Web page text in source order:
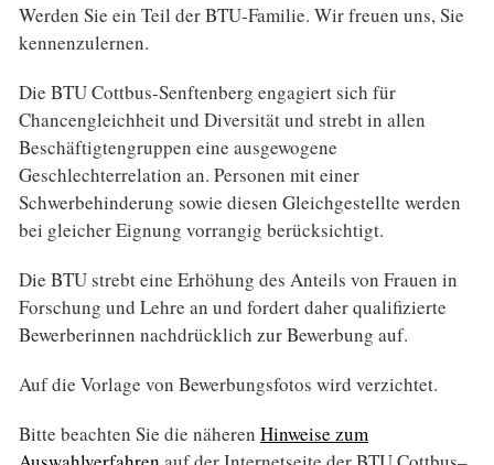
Werden Sie ein Teil der BTU-Familie. Wir freuen uns, Sie
kennenzulernen.
Die BTU Cottbus-Senftenberg engagiert sich für
Chancengleichheit und Diversität und strebt in allen
Beschäftigtengruppen eine ausgewogene
Geschlechterrelation an. Personen mit einer
Schwerbehinderung sowie diesen Gleichgestellte werden
bei gleicher Eignung vorrangig berücksichtigt.
Die BTU strebt eine Erhöhung des Anteils von Frauen in
Forschung und Lehre an und fordert daher qualifizierte
Bewerberinnen nachdrücklich zur Bewerbung auf.
Auf die Vorlage von Bewerbungsfotos wird verzichtet.
Bitte beachten Sie die näheren Hinweise zum